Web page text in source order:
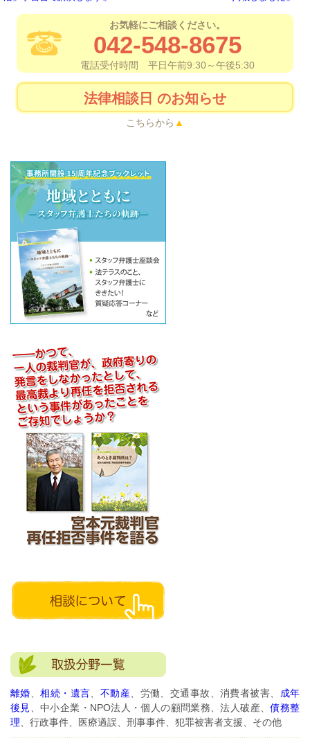
お気軽にご相談ください。
042-548-8675
電話受付時間 平日午前9:30～午後5:30
法律相談日 のお知らせ
こちらから
離婚 、相続・遺言 不動産 、労働、交通事故、消費者被害、 成年
後見
、中小企業・NPO法人・個人の顧問業務、法人破産、債務整
理 、行政事件、医療過誤、刑事事件、犯罪被害者支援、その他